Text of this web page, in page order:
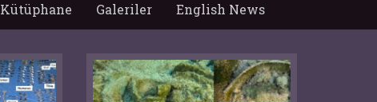
Kütüphane Galeriler English News